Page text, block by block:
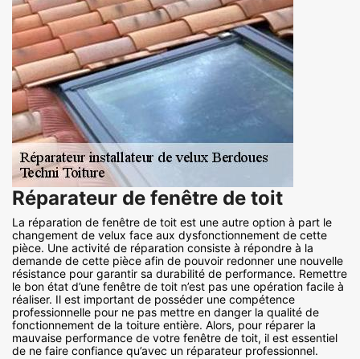
Réparateur de fenêtre de toit
La réparation de fenêtre de toit est une autre option à part le
changement de velux face aux dysfonctionnement de cette
pièce. Une activité de réparation consiste à répondre à la
demande de cette pièce afin de pouvoir redonner une nouvelle
résistance pour garantir sa durabilité de performance. Remettre
le bon état d’une fenêtre de toit n’est pas une opération facile à
réaliser. Il est important de posséder une compétence
professionnelle pour ne pas mettre en danger la qualité de
fonctionnement de la toiture entière. Alors, pour réparer la
mauvaise performance de votre fenêtre de toit, il est essentiel
de ne faire confiance qu’avec un réparateur professionnel.